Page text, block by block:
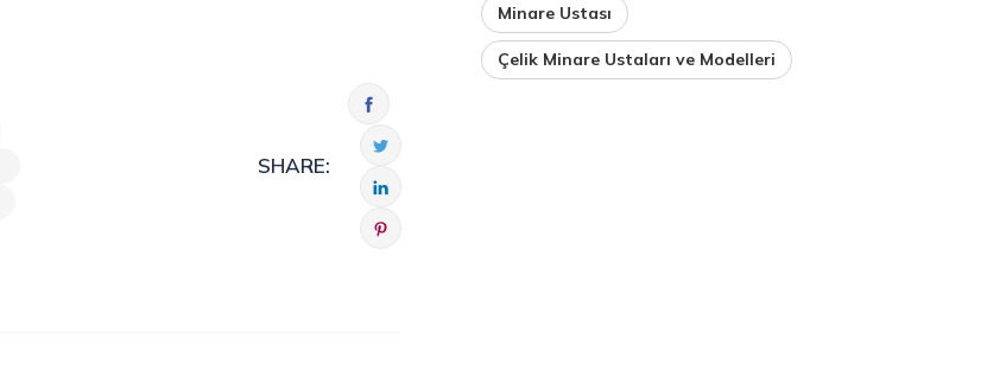
SHARE:
Minare Ustası
Çelik Minare Ustaları ve Modelleri